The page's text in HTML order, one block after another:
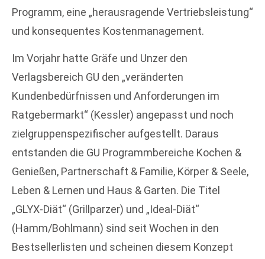
Programm, eine „herausragende Vertriebsleistung“
und konsequentes Kostenmanagement.
Im Vorjahr hatte Gräfe und Unzer den
Verlagsbereich GU den „veränderten
Kundenbedürfnissen und Anforderungen im
Ratgebermarkt“ (Kessler) angepasst und noch
zielgruppenspezifischer aufgestellt. Daraus
entstanden die GU Programmbereiche Kochen &
Genießen, Partnerschaft & Familie, Körper & Seele,
Leben & Lernen und Haus & Garten. Die Titel
„GLYX-Diät“ (Grillparzer) und „Ideal-Diät“
(Hamm/Bohlmann) sind seit Wochen in den
Bestsellerlisten und scheinen diesem Konzept